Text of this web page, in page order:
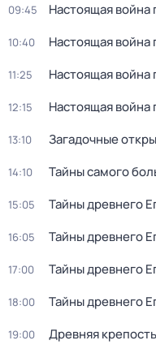
09:45 Настоящая война
10:40 Настоящая война
11:25 Настоящая война
12:15 Настоящая война
13:10 Загадочные
14:10 Тайны самого
15:05 Тайны древнего
16:05 Тайны древнего
17:00 Тайны древнего
18:00 Тайны древнего
19:00 Древняя